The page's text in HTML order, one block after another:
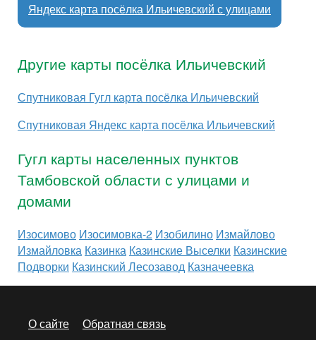
Яндекс карта посёлка Ильичевский с улицами
Другие карты посёлка Ильичевский
Спутниковая Гугл карта посёлка Ильичевский
Спутниковая Яндекс карта посёлка Ильичевский
Гугл карты населенных пунктов
Тамбовской области с улицами и
домами
Изосимово Изосимовка-2 Изобилино Измайлово
Измайловка Казинка Казинские Выселки Казинские
Подворки Казинский Лесозавод Казначеевка
О сайте Обратная связь